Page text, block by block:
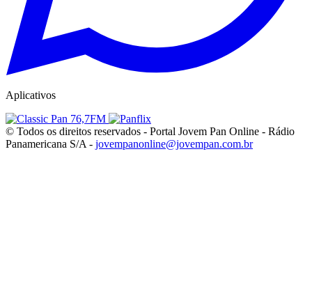
Aplicativos
© Todos os direitos reservados - Portal Jovem Pan Online - Rádio
Panamericana S/A - jovempanonline@jovempan.com.br